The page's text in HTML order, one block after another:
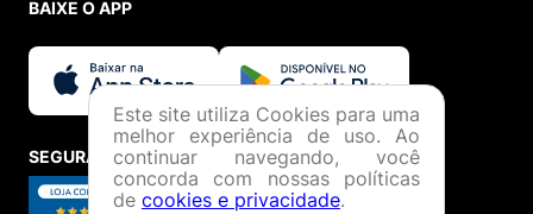
BAIXE O APP
SEGURANÇA E CREDIBILIDADE
Este site utiliza Cookies para uma
melhor experiência de uso. Ao
continuar navegando, você
concorda com nossas políticas
de cookies e privacidade.